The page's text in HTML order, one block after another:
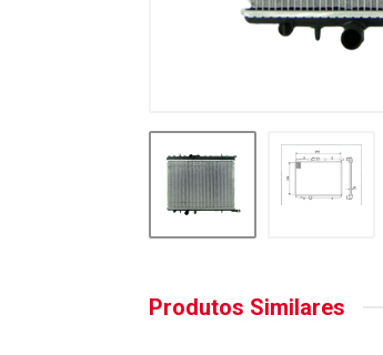
Produtos Similares